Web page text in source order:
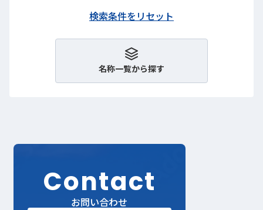
名称一覧から探す
Contact
お問い合わせ